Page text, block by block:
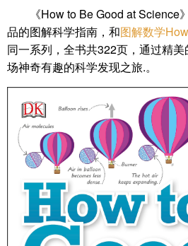
《How to Be Good at Science
品的图解科学指南，和图解数学
同一系列，全书共322页，通过精
场神奇有趣的科学发现之旅.。